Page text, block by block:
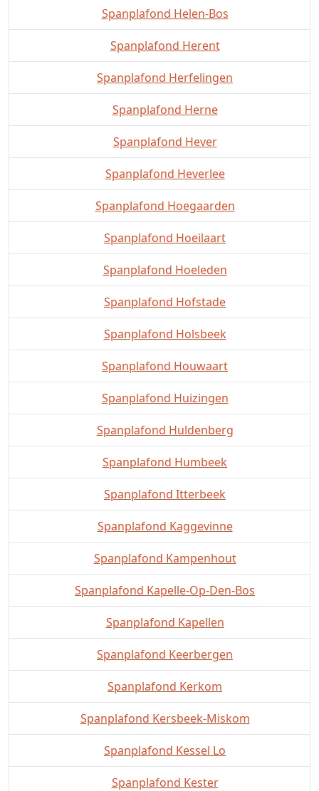
Spanplafond Helen-Bos
Spanplafond Herent
Spanplafond Herfelingen
Spanplafond Herne
Spanplafond Hever
Spanplafond Heverlee
Spanplafond Hoegaarden
Spanplafond Hoeilaart
Spanplafond Hoeleden
Spanplafond Hofstade
Spanplafond Holsbeek
Spanplafond Houwaart
Spanplafond Huizingen
Spanplafond Huldenberg
Spanplafond Humbeek
Spanplafond Itterbeek
Spanplafond Kaggevinne
Spanplafond Kampenhout
Spanplafond Kapelle-Op-Den-Bos
Spanplafond Kapellen
Spanplafond Keerbergen
Spanplafond Kerkom
Spanplafond Kersbeek-Miskom
Spanplafond Kessel Lo
Spanplafond Kester